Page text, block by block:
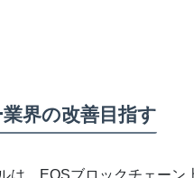
界の改善目指す
は、EOSブロックチェーン